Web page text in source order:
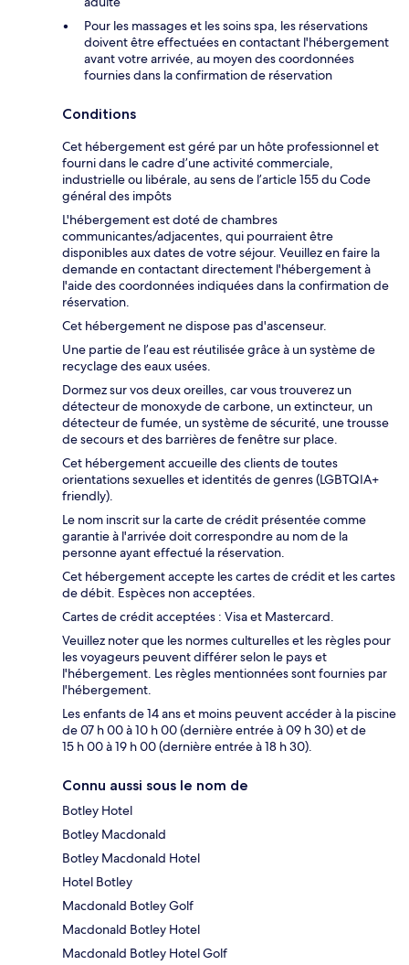
Pour les massages et les soins spa, les réservations
doivent être effectuées en contactant l'hébergement
avant votre arrivée, au moyen des coordonnées
fournies dans la confirmation de réservation
Conditions
Cet hébergement est géré par un hôte professionnel et
fourni dans le cadre d’une activité commerciale,
industrielle ou libérale, au sens de l’article 155 du Code
général des impôts
L'hébergement est doté de chambres
communicantes/adjacentes, qui pourraient être
disponibles aux dates de votre séjour. Veuillez en faire la
demande en contactant directement l'hébergement à
l'aide des coordonnées indiquées dans la confirmation de
réservation.
Cet hébergement ne dispose pas d'ascenseur.
Une partie de l’eau est réutilisée grâce à un système de
recyclage des eaux usées.
Dormez sur vos deux oreilles, car vous trouverez un
détecteur de monoxyde de carbone, un extincteur, un
détecteur de fumée, un système de sécurité, une trousse
de secours et des barrières de fenêtre sur place.
Cet hébergement accueille des clients de toutes
orientations sexuelles et identités de genres (LGBTQIA+
friendly).
Le nom inscrit sur la carte de crédit présentée comme
garantie à l'arrivée doit correspondre au nom de la
personne ayant effectué la réservation.
Cet hébergement accepte les cartes de crédit et les cartes
de débit. Espèces non acceptées.
Cartes de crédit acceptées : Visa et Mastercard.
Veuillez noter que les normes culturelles et les règles pour
les voyageurs peuvent différer selon le pays et
l'hébergement. Les règles mentionnées sont fournies par
l'hébergement.
Les enfants de 14 ans et moins peuvent accéder à la piscine
de 07 h 00 à 10 h 00 (dernière entrée à 09 h 30) et de
15 h 00 à 19 h 00 (dernière entrée à 18 h 30).
Connu aussi sous le nom de
Botley Hotel
Botley Macdonald
Botley Macdonald Hotel
Hotel Botley
Macdonald Botley Golf
Macdonald Botley Hotel
Macdonald Botley Hotel Golf